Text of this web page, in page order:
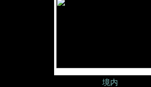
境内